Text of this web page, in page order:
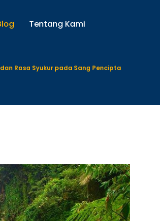
Tentang Kami
Rasa Syukur pada Sang Pencipta